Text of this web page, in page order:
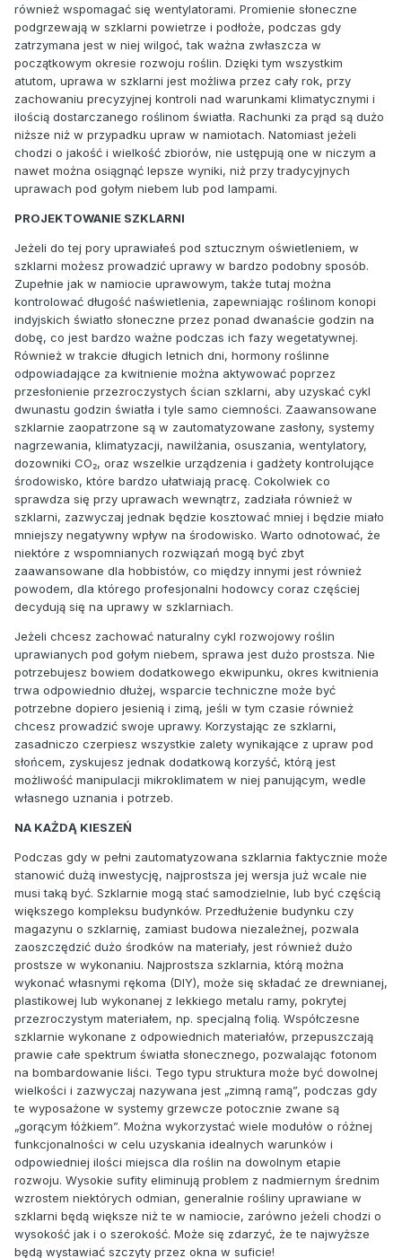
również wspomagać się wentylatorami. Promienie słoneczne
podgrzewają w szklarni powietrze i podłoże, podczas gdy
zatrzymana jest w niej wilgoć, tak ważna zwłaszcza w
początkowym okresie rozwoju roślin. Dzięki tym wszystkim
atutom, uprawa w szklarni jest możliwa przez cały rok, przy
zachowaniu precyzyjnej kontroli nad warunkami klimatycznymi i
ilością dostarczanego roślinom światła. Rachunki za prąd są dużo
niższe niż w przypadku upraw w namiotach. Natomiast jeżeli
chodzi o jakość i wielkość zbiorów, nie ustępują one w niczym a
nawet można osiągnąć lepsze wyniki, niż przy tradycyjnych
uprawach pod gołym niebem lub pod lampami.
PROJEKTOWANIE SZKLARNI
Jeżeli do tej pory uprawiałeś pod sztucznym oświetleniem, w
szklarni możesz prowadzić uprawy w bardzo podobny sposób.
Zupełnie jak w namiocie uprawowym, także tutaj można
kontrolować długość naświetlenia, zapewniając roślinom konopi
indyjskich światło słoneczne przez ponad dwanaście godzin na
dobę, co jest bardzo ważne podczas ich fazy wegetatywnej.
Również w trakcie długich letnich dni, hormony roślinne
odpowiadające za kwitnienie można aktywować poprzez
przesłonienie przezroczystych ścian szklarni, aby uzyskać cykl
dwunastu godzin światła i tyle samo ciemności. Zaawansowane
szklarnie zaopatrzone są w zautomatyzowane zasłony, systemy
nagrzewania, klimatyzacji, nawilżania, osuszania, wentylatory,
dozowniki CO₂, oraz wszelkie urządzenia i gadżety kontrolujące
środowisko, które bardzo ułatwiają pracę. Cokolwiek co
sprawdza się przy uprawach wewnątrz, zadziała również w
szklarni, zazwyczaj jednak będzie kosztować mniej i będzie miało
mniejszy negatywny wpływ na środowisko. Warto odnotować, że
niektóre z wspomnianych rozwiązań mogą być zbyt
zaawansowane dla hobbistów, co między innymi jest również
powodem, dla którego profesjonalni hodowcy coraz częściej
decydują się na uprawy w szklarniach.
Jeżeli chcesz zachować naturalny cykl rozwojowy roślin
uprawianych pod gołym niebem, sprawa jest dużo prostsza. Nie
potrzebujesz bowiem dodatkowego ekwipunku, okres kwitnienia
trwa odpowiednio dłużej, wsparcie techniczne może być
potrzebne dopiero jesienią i zimą, jeśli w tym czasie również
chcesz prowadzić swoje uprawy. Korzystając ze szklarni,
zasadniczo czerpiesz wszystkie zalety wynikające z upraw pod
słońcem, zyskujesz jednak dodatkową korzyść, którą jest
możliwość manipulacji mikroklimatem w niej panującym, wedle
własnego uznania i potrzeb.
NA KAŻDĄ KIESZEŃ
Podczas gdy w pełni zautomatyzowana szklarnia faktycznie może
stanowić dużą inwestycję, najprostsza jej wersja już wcale nie
musi taką być. Szklarnie mogą stać samodzielnie, lub być częścią
większego kompleksu budynków. Przedłużenie budynku czy
magazynu o szklarnię, zamiast budowa niezależnej, pozwala
zaoszczędzić dużo środków na materiały, jest również dużo
prostsze w wykonaniu. Najprostsza szklarnia, którą można
wykonać własnymi rękoma (DIY), może się składać ze drewnianej,
plastikowej lub wykonanej z lekkiego metalu ramy, pokrytej
przezroczystym materiałem, np. specjalną folią. Współczesne
szklarnie wykonane z odpowiednich materiałów, przepuszczają
prawie całe spektrum światła słonecznego, pozwalając fotonom
na bombardowanie liści. Tego typu struktura może być dowolnej
wielkości i zazwyczaj nazywana jest „zimną ramą”, podczas gdy
te wyposażone w systemy grzewcze potocznie zwane są
„gorącym łóżkiem”. Można wykorzystać wiele modułów o różnej
funkcjonalności w celu uzyskania idealnych warunków i
odpowiedniej ilości miejsca dla roślin na dowolnym etapie
rozwoju. Wysokie sufity eliminują problem z nadmiernym średnim
wzrostem niektórych odmian, generalnie rośliny uprawiane w
szklarni będą większe niż te w namiocie, zarówno jeżeli chodzi o
wysokość jak i o szerokość. Może się zdarzyć, że te najwyższe
będą wystawiać szczyty przez okna w suficie!